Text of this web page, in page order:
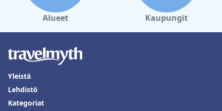
Alueet Kaupungit
Yleistä
Lehdistö
Kategoriat